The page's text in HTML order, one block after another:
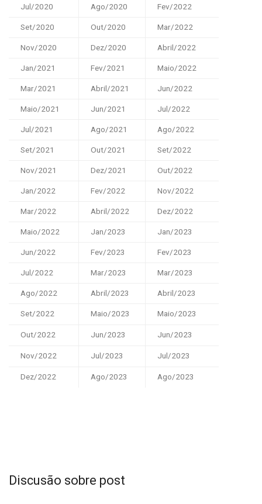
Jul/2020 Ago/2020 Fev/2022
Set/2020 Out/2020 Mar/2022
Nov/2020 Dez/2020 Abril/2022
Jan/2021 Fev/2021 Maio/2022
Mar/2021 Abril/2021 Jun/2022
Maio/2021 Jun/2021 Jul/2022
Jul/2021 Ago/2021 Ago/2022
Set/2021 Out/2021 Set/2022
Nov/2021 Dez/2021 Out/2022
Jan/2022 Fev/2022 Nov/2022
Mar/2022 Abril/2022 Dez/2022
Maio/2022 Jan/2023 Jan/2023
Jun/2022 Fev/2023 Fev/2023
Jul/2022 Mar/2023 Mar/2023
Ago/2022 Abril/2023 Abril/2023
Set/2022 Maio/2023 Maio/2023
Out/2022 Jun/2023 Jun/2023
Nov/2022 Jul/2023 Jul/2023
Dez/2022 Ago/2023 Ago/2023
Discusão sobre post